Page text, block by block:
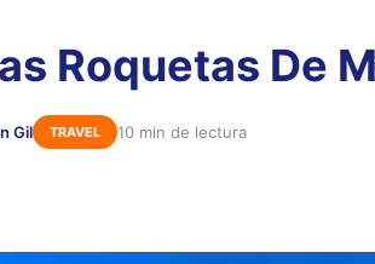
Roquetas De
Gil TRAVEL 10 min de lectura